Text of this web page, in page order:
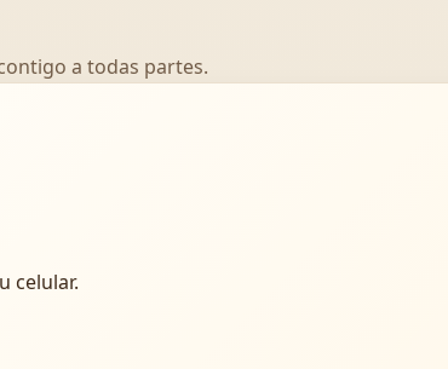
a todas partes.
celular.